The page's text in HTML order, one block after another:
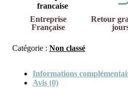
Entreprise
Française
Retour
Catégorie : Non classé
Informations
Avis (0)